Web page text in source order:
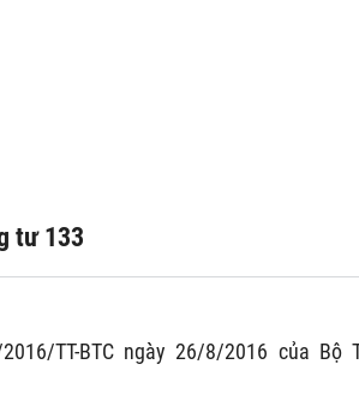
tư 133
TT-BTC ngày 26/8/2016 của Bộ